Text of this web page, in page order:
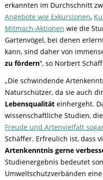
erkannten im Durchschnitt
Angebote wie Exkursionen,
Mitmach-Aktionen wie die
Gartenvögel, bei denen
kann, sind daher von
zu fördern“, so Norbert
„Die schwindende
Naturschützer, da sie auch
Lebensqualität einhergeht.
wissenschaftliche Studien,
Freude und Artenvielfalt
Schäffer. Erfreulich ist, dass
Artenkenntnis gerne
Studienergebnis bedeutet
Umweltschutzverbänden